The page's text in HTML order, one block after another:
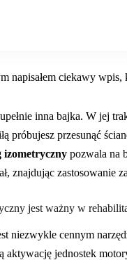
napisałem ciekawy wpis,
inna bajka. W jej
próbujesz przesunąć
izometryczny pozwala na
znajdując
jest ważny w
niezwykle cennym
aktywację jednostek